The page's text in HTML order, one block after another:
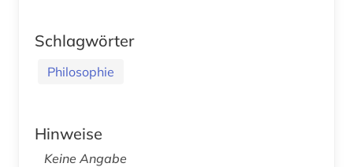
Schlagwörter
Philosophie
Hinweise
Keine Angabe